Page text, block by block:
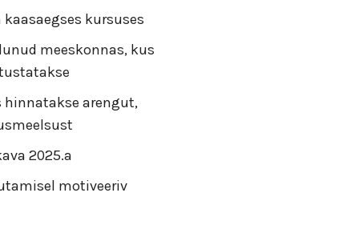
kursuses
meeskonnas, kus
hinnatakse arengut,
2025.a
motiveeriv